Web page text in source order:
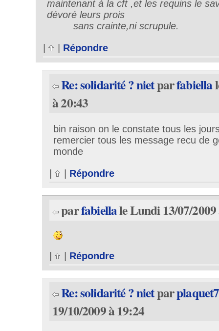
maintenant à la cft ,et les requins le
dévoré leurs prois
sans crainte,ni scrupule.
| Répondre
Re: solidarité ? nietparfabiella
à 20:43
bin raison on le constate tous les
remercier tous les message recu de
monde
| Répondre
parfabiellale Lundi 13/07/2009
| Répondre
Re: solidarité ? nietpar
19/10/2009 à 19:24